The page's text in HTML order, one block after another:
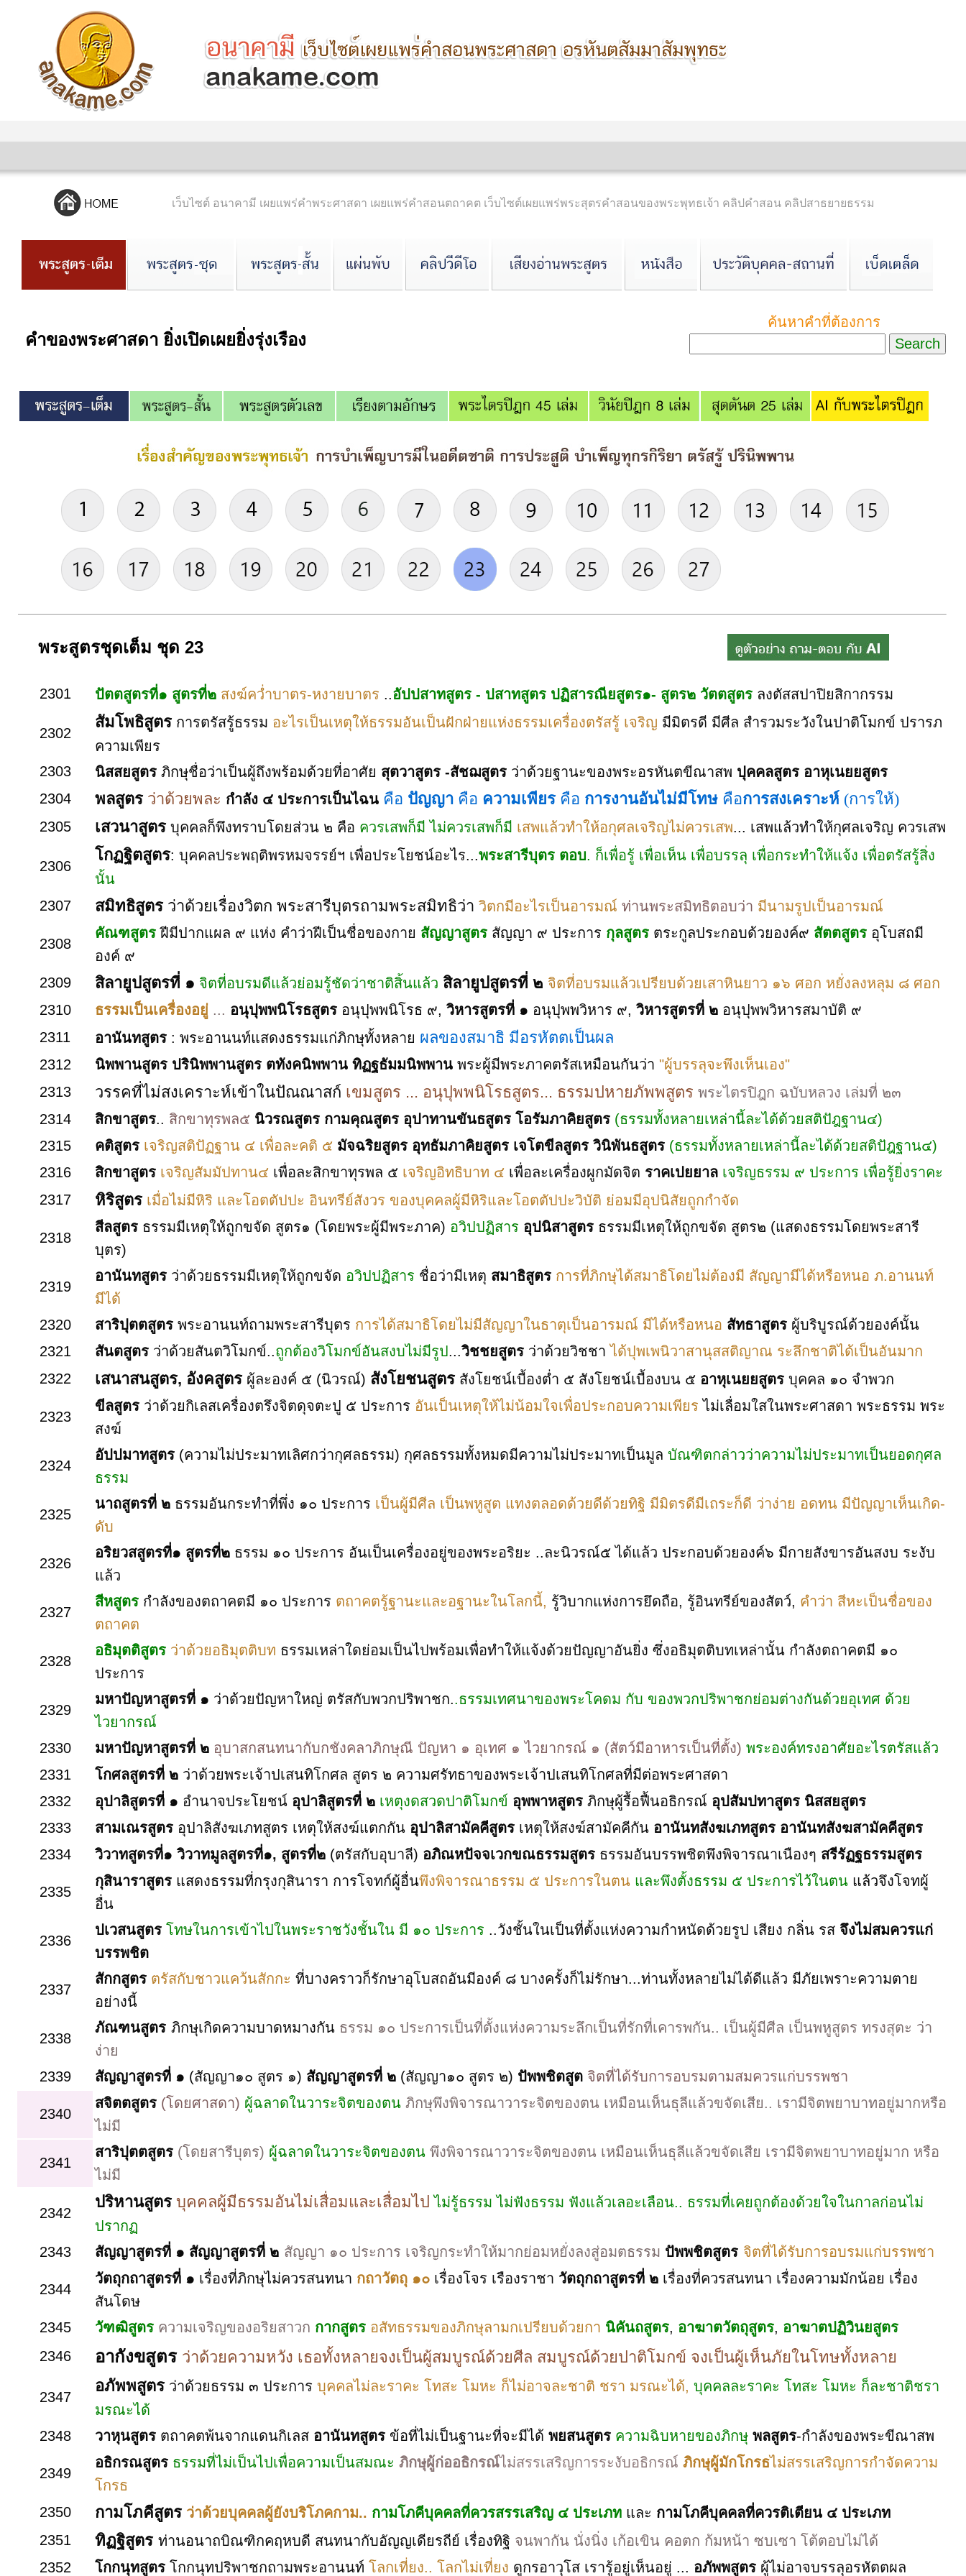
เว็บไซต์ อนาคามี เผยแพร่คำพระศาสดา เผยแพร่คำสอนตถาคต เว็บไซต์เผยแพร่พระสุตรคำสอนของพระพุทธเจ้า คลิปคำสอน คลิปสาธยายธรรม
คำของพระศาสดา ยิ่งเปิดเผยยิ่งรุ่งเรือง
ค้นหาคำที่ต้องการ
พระสูตรชุดเต็ม ชุด 23
2301 ปัตตสูตรที่๑ สูตรที่๒ สงฆ์คว่ำบาตร-หงายบาตร ..อัปปสาทสูตร - ปสาทสูตร ปฏิสารณียสูตร๑- สูตร๒ วัตตสูตร ลงตัสสปาปิยสิกากรรม
2302
สัมโพธิสูตร การตรัสรู้ธรรม อะไรเป็นเหตุให้ธรรมอันเป็นฝักฝ่ายแห่งธรรมเครื่องตรัสรู้ เจริญ มีมิตรดี มีศีล สำรวมระวังในปาติโมกข์ ปรารภ
ความเพียร
2303
นิสสยสูตร ภิกษุชื่อว่าเป็นผู้ถึงพร้อมด้วยที่อาศัย สุตวาสูตร -สัชฌสูตร ว่าด้วยฐานะของพระอรหันตขีณาสพ ปุคคลสูตร อาหุเนยยสูตร
2304
พลสูตร ว่าด้วยพละ กำลัง ๔ ประการเป็นไฉน คือ ปัญญา คือ ความเพียร คือ การงานอันไม่มีโทษ คือการสงเคราะห์ (การให้)
2305 เสวนาสูตร บุคคลก็พึงทราบโดยส่วน ๒ คือ ควรเสพก็มี ไม่ควรเสพก็มี เสพแล้วทำให้อกุศลเจริญไม่ควรเสพ... เสพแล้วทำให้กุศลเจริญ ควรเสพ
2306
โกฏฐิตสูตร: บุคคลประพฤติพรหมจรรย์ฯ เพื่อประโยชน์อะไร...พระสารีบุตร ตอบ. ก็เพื่อรู้ เพื่อเห็น เพื่อบรรลุ เพื่อกระทำให้แจ้ง เพื่อตรัสรู้สิ่ง
นั้น
2307
สมิทธิสูตร ว่าด้วยเรื่องวิตก พระสารีบุตรถามพระสมิทธิว่า วิตกมีอะไรเป็นอารมณ์ ท่านพระสมิทธิตอบว่า มีนามรูปเป็นอารมณ์
2308
คัณฑสูตร ฝีมีปากแผล ๙ แห่ง คำว่าฝีเป็นชื่อของกาย สัญญาสูตร สัญญา ๙ ประการ กุลสูตร ตระกูลประกอบด้วยองค์๙ สัตตสูตร อุโบสถมี
องค์ ๙
2309
สิลายูปสูตรที่ ๑ จิตที่อบรมดีแล้วย่อมรู้ชัดว่าชาติสิ้นแล้ว สิลายูปสูตรที่ ๒ จิตที่อบรมแล้วเปรียบด้วยเสาหินยาว ๑๖ ศอก หยั่งลงหลุม ๘ ศอก
2310
ธรรมเป็นเครื่องอยู่ ... อนุปุพพนิโรธสูตร อนุปุพพนิโรธ ๙, วิหารสูตรที่ ๑ อนุปุพพวิหาร ๙, วิหารสูตรที่ ๒ อนุปุพพวิหารสมาบัติ ๙
2311
อานันทสูตร : พระอานนท์แสดงธรรมแก่ภิกษุทั้งหลาย ผลของสมาธิ มีอรหัตตเป็นผล
2312 นิพพานสูตร ปรินิพพานสูตร ตทังคนิพพาน ทิฏฐธัมมนิพพาน พระผู้มีพระภาคตรัสเหมือนกันว่า "ผู้บรรลุจะพึงเห็นเอง"
2313
วรรคที่ไม่สงเคราะห์เข้าในปัณณาสก์ เขมสูตร ... อนุปุพพนิโรธสูตร... ธรรมปหายภัพพสูตร พระไตรปิฎก ฉบับหลวง เล่มที่ ๒๓
2314
สิกขาสูตร.. สิกขาทุรพล๕ นิวรณสูตร กามคุณสูตร อุปาทานขันธสูตร โอรัมภาคิยสูตร (ธรรมทั้งหลายเหล่านี้ละได้ด้วยสติปัฎฐาน๔)
2315
คติสูตร เจริญสติปัฏฐาน ๔ เพื่อละคติ ๕ มัจฉริยสูตร อุทธัมภาคิยสูตร เจโตขีลสูตร วินิพันธสูตร (ธรรมทั้งหลายเหล่านี้ละได้ด้วยสติปัฎฐาน๔)
2316
สิกขาสูตร เจริญสัมมัปทาน๔ เพื่อละสิกขาทุรพล ๕ เจริญอิทธิบาท ๔ เพื่อละเครื่องผูกมัดจิต ราคเปยยาล เจริญธรรม ๙ ประการ เพื่อรู้ยิ่งราคะ
2317
หิริสูตร เมื่อไม่มีหิริ และโอตตัปปะ อินทรีย์สังวร ของบุคคลผู้มีหิริและโอตตัปปะวิบัติ ย่อมมีอุปนิสัยถูกกำจัด
2318
สีลสูตร ธรรมมีเหตุให้ถูกขจัด สูตร๑ (โดยพระผู้มีพระภาค) อวิปปฏิสาร อุปนิสาสูตร ธรรมมีเหตุให้ถูกขจัด สูตร๒ (แสดงธรรมโดยพระสารี
บุตร)
2319
อานันทสูตร ว่าด้วยธรรมมีเหตุให้ถูกขจัด อวิปปฏิสาร ชื่อว่ามีเหตุ สมาธิสูตร การที่ภิกษุได้สมาธิโดยไม่ต้องมี สัญญามีได้หรือหนอ ภ.อานนท์
มีได้
2320
สาริปุตตสูตร พระอานนท์ถามพระสารีบุตร การได้สมาธิโดยไม่มีสัญญาในธาตุเป็นอารมณ์ มีได้หรือหนอ สัทธาสูตร ผู้บริบูรณ์ด้วยองค์นั้น
2321
สันตสูตร ว่าด้วยสันตวิโมกข์..ถูกต้องวิโมกข์อันสงบไม่มีรูป...วิชชยสูตร ว่าด้วยวิชชา ได้ปุพเพนิวาสานุสสติญาณ ระลึกชาติได้เป็นอันมาก
2322
เสนาสนสูตร, อังคสูตร ผู้ละองค์ ๕ (นิวรณ์) สังโยชนสูตร สังโยชน์เบื้องต่ำ ๕ สังโยชน์เบื้องบน ๕ อาหุเนยยสูตร บุคคล ๑๐ จำพวก
2323
ขีลสูตร ว่าด้วยกิเลสเครื่องตรึงจิตดุจตะปู ๕ ประการ อันเป็นเหตุให้ไม่น้อมใจเพื่อประกอบความเพียร ไม่เลื่อมใสในพระศาสดา พระธรรม พระ
สงฆ์
2324
อัปปมาทสูตร (ความไม่ประมาทเลิศกว่ากุศลธรรม) กุศลธรรมทั้งหมดมีความไม่ประมาทเป็นมูล บัณฑิตกล่าวว่าความไม่ประมาทเป็นยอดกุศล
ธรรม
2325
นาถสูตรที่ ๒ ธรรมอันกระทำที่พึ่ง ๑๐ ประการ เป็นผู้มีศีล เป็นพหูสูต แทงตลอดด้วยดีด้วยทิฐิ มีมิตรดีมีเถระก็ดี ว่าง่าย อดทน มีปัญญาเห็นเกิด-
ดับ
2326
อริยวสสูตรที่๑ สูตรที่๒ ธรรม ๑๐ ประการ อันเป็นเครื่องอยู่ของพระอริยะ ..ละนิวรณ์๕ ได้แล้ว ประกอบด้วยองค์๖ มีกายสังขารอันสงบ ระงับ
แล้ว
2327
สีหสูตร กำลังของตถาคตมี ๑๐ ประการ ตถาคตรู้ฐานะและอฐานะในโลกนี้, รู้วิบากแห่งการยึดถือ, รู้อินทรีย์ของสัตว์, คำว่า สีหะเป็นชื่อของ
ตถาคต
2328
อธิมุตติสูตร ว่าด้วยอธิมุตติบท ธรรมเหล่าใดย่อมเป็นไปพร้อมเพื่อทำให้แจ้งด้วยปัญญาอันยิ่ง ซึ่งอธิมุตติบทเหล่านั้น กำลังตถาคตมี ๑๐
ประการ
2329
มหาปัญหาสูตรที่ ๑ ว่าด้วยปัญหาใหญ่ ตรัสกับพวกปริพาชก..ธรรมเทศนาของพระโคดม กับ ของพวกปริพาชกย่อมต่างกันด้วยอุเทศ ด้วย
ไวยากรณ์
2330
มหาปัญหาสูตรที่ ๒ อุบาสกสนทนากับกชังคลาภิกษุณี ปัญหา ๑ อุเทศ ๑ ไวยากรณ์ ๑ (สัตว์มีอาหารเป็นที่ตั้ง) พระองค์ทรงอาศัยอะไรตรัสแล้ว
2331
โกศลสูตรที่ ๒ ว่าด้วยพระเจ้าปเสนทิโกศล สูตร ๒ ความศรัทธาของพระเจ้าปเสนทิโกศลที่มีต่อพระศาสดา
2332
อุปาลิสูตรที่ ๑ อำนาจประโยชน์ อุปาลิสูตรที่ ๒ เหตุงดสวดปาติโมกข์ อุพพาหสูตร ภิกษุผู้รื้อฟื้นอธิกรณ์ อุปสัมปทาสูตร นิสสยสูตร
2333
สามเณรสูตร อุปาลิสังฆเภทสูตร เหตุให้สงฆ์แตกกัน อุปาลิสามัคคีสูตร เหตุให้สงฆ์สามัคคีกัน อานันทสังฆเภทสูตร อานันทสังฆสามัคคีสูตร
2334
วิวาทสูตรที่๑ วิวาทมูลสูตรที่๑, สูตรที่๒ (ตรัสกับอุบาลี) อภิณหปัจจเวกขณธรรมสูตร ธรรมอันบรรพชิตพึงพิจารณาเนืองๆ สรีรัฏฐธรรมสูตร
2335
กุสินาราสูตร แสดงธรรมที่กรุงกุสินารา การโจทก์ผู้อื่นพึงพิจารณาธรรม ๕ ประการในตน และพึงตั้งธรรม ๕ ประการไว้ในตน แล้วจึงโจทผู้
อื่น
2336
ปเวสนสูตร โทษในการเข้าไปในพระราชวังชั้นใน มี ๑๐ ประการ ..วังชั้นในเป็นที่ตั้งแห่งความกำหนัดด้วยรูป เสียง กลิ่น รส จึงไม่สมควรแก่
บรรพชิต
2337
สักกสูตร ตรัสกับชาวแคว้นสักกะ ที่บางคราวก็รักษาอุโบสถอันมีองค์ ๘ บางครั้งก็ไม่รักษา...ท่านทั้งหลายไม่ได้ดีแล้ว มีภัยเพราะความตาย
อย่างนี้
2338
ภัณฑนสูตร ภิกษุเกิดความบาดหมางกัน ธรรม ๑๐ ประการเป็นที่ตั้งแห่งความระลึกเป็นที่รักที่เคารพกัน.. เป็นผู้มีศีล เป็นพหูสูตร ทรงสุตะ ว่า
ง่าย
2339
สัญญาสูตรที่ ๑ (สัญญา๑๐ สูตร ๑) สัญญาสูตรที่ ๒ (สัญญา๑๐ สูตร ๒) ปัพพชิตสูต จิตที่ได้รับการอบรมตามสมควรแก่บรรพชา
2340
สจิตตสูตร (โดยศาสดา) ผู้ฉลาดในวาระจิตของตน ภิกษุพึงพิจารณาวาระจิตของตน เหมือนเห็นธุลีแล้วขจัดเสีย.. เรามีจิตพยาบาทอยู่มากหรือ
ไม่มี
2341
สาริปุตตสูตร (โดยสารีบุตร) ผู้ฉลาดในวาระจิตของตน พึงพิจารณาวาระจิตของตน เหมือนเห็นธุลีแล้วขจัดเสีย เรามีจิตพยาบาทอยู่มาก หรือ
ไม่มี
2342
ปริหานสูตร บุคคลผู้มีธรรมอันไม่เสื่อมและเสื่อมไปไม่รู้ธรรม ไม่ฟังธรรม ฟังแล้วเลอะเลือน.. ธรรมที่เคยถูกต้องด้วยใจในกาลก่อนไม่
ปรากฏ
2343
สัญญาสูตรที่ ๑ สัญญาสูตรที่ ๒ สัญญา ๑๐ ประการ เจริญกระทำให้มากย่อมหยั่งลงสู่อมตธรรม ปัพพชิตสูตร จิตที่ได้รับการอบรมแก่บรรพชา
2344
วัตถุกถาสูตรที่ ๑ เรื่องที่ภิกษุไม่ควรสนทนา กถาวัตถุ ๑๐ เรื่องโจร เรืองราชา วัตถุกถาสูตรที่ ๒ เรื่องที่ควรสนทนา เรื่องความมักน้อย เรื่อง
สันโดษ
2345
วัฑฒิสูตร ความเจริญของอริยสาวก กากสูตร อสัทธรรมของภิกษุลามกเปรียบด้วยกา นิคันถสูตร, อาฆาตวัตถุสูตร, อาฆาตปฏิวินยสูตร
2346
อากังขสูตร ว่าด้วยความหวัง เธอทั้งหลายจงเป็นผู้สมบูรณ์ด้วยศีล สมบูรณ์ด้วยปาติโมกข์ จงเป็นผู้เห็นภัยในโทษทั้งหลาย
2347
อภัพพสูตร ว่าด้วยธรรม ๓ ประการ บุคคลไม่ละราคะ โทสะ โมหะ ก็ไม่อาจละชาติ ชรา มรณะได้, บุคคลละราคะ โทสะ โมหะ ก็ละชาติชรา
มรณะได้
2348
วาหุนสูตร ตถาคตพ้นจากแดนกิเลส อานันทสูตร ข้อที่ไม่เป็นฐานะที่จะมีได้ พยสนสูตร ความฉิบหายของภิกษุ พลสูตร-กำลังของพระขีณาสพ
2349
อธิกรณสูตร ธรรมที่ไม่เป็นไปเพื่อความเป็นสมณะ ภิกษุผู้ก่ออธิกรณ์ไม่สรรเสริญการระงับอธิกรณ์ ภิกษุผู้มักโกรธไม่สรรเสริญการกำจัดความ
โกรธ
2350
กามโภคีสูตร ว่าด้วยบุคคลผู้ยังบริโภคกาม.. กามโภคีบุคคลที่ควรสรรเสริญ ๔ ประเภท และ กามโภคีบุคคลที่ควรติเตียน ๔ ประเภท
2351
ทิฏฐิสูตร ท่านอนาถบิณฑิกคฤหบดี สนทนากับอัญญเดียรถีย์ เรื่องทิฐิ จนพากัน นั่งนิ่ง เก้อเขิน คอตก ก้มหน้า ซบเซา โต้ตอบไม่ได้
2352
โกกนุทสูตร โกกนุทปริพาชกถามพระอานนท์ โลกเที่ยง.. โลกไม่เที่ยง ดูกรอาวุโส เรารู้อยู่เห็นอยู่ ... อภัพพสูตร ผู้ไม่อาจบรรลุอรหัตตผล